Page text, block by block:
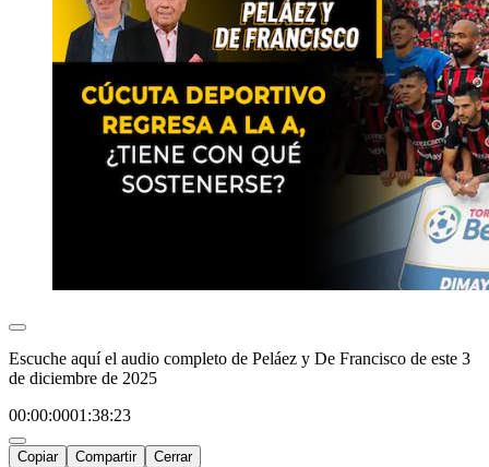
Escuche aquí el audio completo de Peláez y De Francisco de este 3
de diciembre de 2025
00:00:0001:38:23
Copiar Compartir Cerrar